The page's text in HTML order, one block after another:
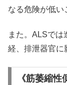
なる危険が低い
また。ALSでは
経、排泄器官に
《筋萎縮